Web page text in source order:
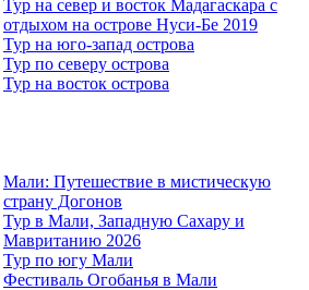
Тур на север и восток Мадагаскара с
отдыхом на острове Нуси-Бе 2019
Тур на юго-запад острова
Тур по северу острова
Тур на восток острова
Мали: Путешествие в мистическую
страну Догонов
Тур в Мали, Западную Сахару и
Мавританию 2026
Тур по югу Мали
Фестиваль Огобанья в Мали